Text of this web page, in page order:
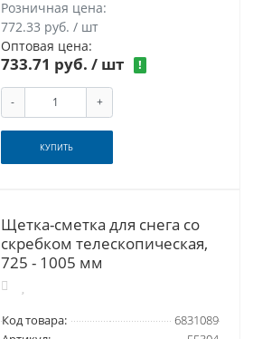
Розничная цена:
772.33 руб. / шт
Оптовая цена:
733.71 руб. / шт !
- +
КУПИТЬ
Щетка-сметка для снега со
скребком телескопическая,
725 - 1005 мм
Код товара:
6831089